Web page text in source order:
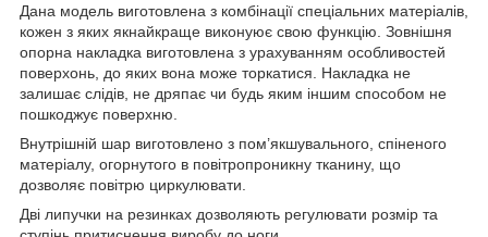
Дана модель виготовлена з комбінації спеціальних матеріалів,
кожен з яких якнайкраще виконуює свою функцію. Зовнішня
опорна накладка виготовлена з урахуванням особливостей
поверхонь, до яких вона може торкатися. Накладка не
залишає слідів, не дряпає чи будь яким іншим способом не
пошкоджує поверхню.
Внутрішній шар виготовлено з пом’якшувального, спіненого
матеріалу, огорнутого в повітропроникну тканину, що
дозволяє повітрю циркулювати.
Дві липучки на резинках дозволяють регулювати розмір та